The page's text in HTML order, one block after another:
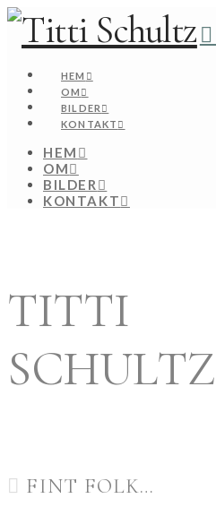
HEM
OM
BILDER
KONTAKT
HEM
OM
BILDER
KONTAKT
TITTI
SCHULTZ
FINT FOLK…